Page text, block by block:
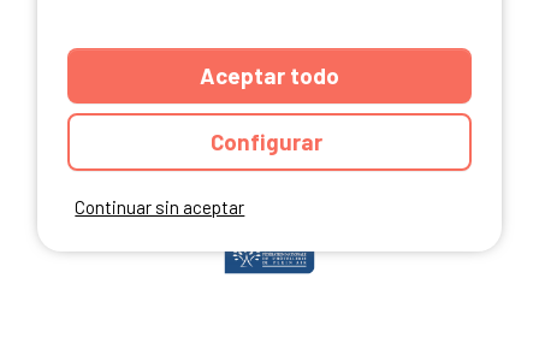
Continuar sin aceptar
Aceptar todo
Configurar